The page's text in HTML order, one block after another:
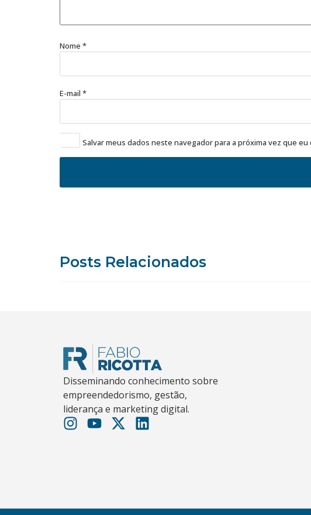
Nome *
E-mail *
Salvar meus dados neste navegador para a próxima vez que eu
Posts Relacionados
Disseminando conhecimento sobre
empreendedorismo, gestão,
liderança e marketing digital.